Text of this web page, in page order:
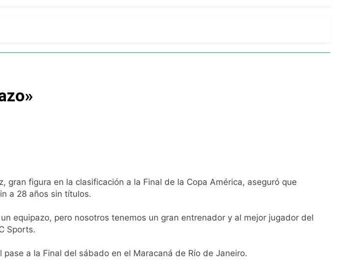
Papa León XIV a la Argentina
frente al Congreso contra la Ley de Propiedad Privada
cayeron las acciones en Wall Street y el riesgo país quedó al borde
al Congreso y calificó a los responsables como «delincuentes anarquistas»
el tiempo y llegan las temperaturas más bajas de la semana
7 de agosto y qué representa para los argentinos
pero el Gobierno debió eliminar otro capítulo
figura en la clasificación a la Final de la Copa América, aseguró que
a 28 años sin títulos.
equipazo, pero nosotros tenemos un gran entrenador y al mejor jugador del
Sports.
a la Final del sábado en el Maracaná de Río de Janeiro.